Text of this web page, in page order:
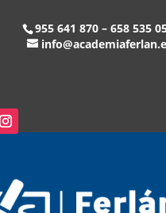
955 641 870 – 658 535